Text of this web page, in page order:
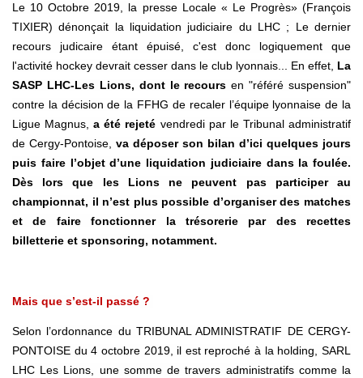
Le 10 Octobre 2019, la presse Locale « Le Progrès» (François
TIXIER) dénonçait la liquidation judiciaire du LHC ; Le dernier
recours judicaire étant épuisé, c'est donc logiquement que
l'activité hockey devrait cesser dans le club lyonnais... En effet, La
SASP LHC-Les Lions, dont le recours en "référé suspension"
contre la décision de la FFHG de recaler l’équipe lyonnaise de la
Ligue Magnus,a été rejeté vendredi par le Tribunal administratif
de Cergy-Pontoise, va déposer son bilan d’ici quelques jours
puis faire l’objet d’une liquidation judiciaire dans la foulée.
Dès lors que les Lions ne peuvent pas participer au
championnat, il n’est plus possible d’organiser des matches
et de faire fonctionner la trésorerie par des recettes
billetterie et sponsoring, notamment.
Mais que s’est-il passé ?
Selon l’ordonnance du TRIBUNAL ADMINISTRATIF DE CERGY-
PONTOISE du 4 octobre 2019, il est reproché à la holding, SARL
LHC Les Lions, une somme de travers administratifs comme la